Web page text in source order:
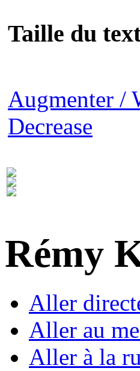
Taille du
Augmenter /
Decrease
Rémy
Aller
Aller au
Aller à la